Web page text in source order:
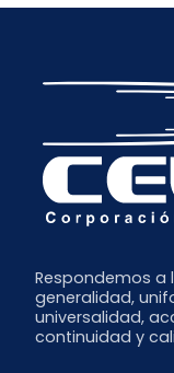
Respondemos a
generalidad,
universalidad,
continuidad y